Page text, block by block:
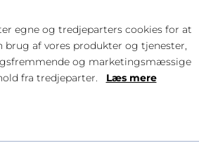
afspejler jeres ønsker
udfordringer.
egne og tredjeparters cookies for at
brug af vores produkter og tjenester,
og marketingsmæssige
fra tredjeparter.
Læs mere